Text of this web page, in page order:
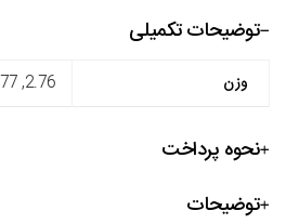
توضیحات تکمیلی
وزن 2.76, 2.77, 2.95
نحوه پرداخت
توضیحات